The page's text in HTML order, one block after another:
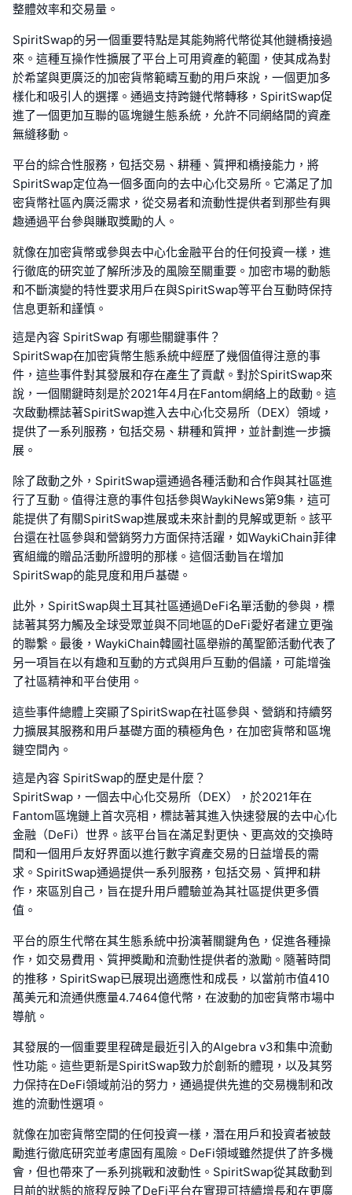
整體效率和交易量。
SpiritSwap的另一個重要特點是其能夠將代幣從其他鏈橋接過
來。這種互操作性擴展了平台上可用資產的範圍，使其成為對
於希望與更廣泛的加密貨幣範疇互動的用戶來說，一個更加多
樣化和吸引人的選擇。通過支持跨鏈代幣轉移，SpiritSwap促
進了一個更加互聯的區塊鏈生態系統，允許不同網絡間的資產
無縫移動。
平台的綜合性服務，包括交易、耕種、質押和橋接能力，將
SpiritSwap定位為一個多面向的去中心化交易所。它滿足了加
密貨幣社區內廣泛需求，從交易者和流動性提供者到那些有興
趣通過平台參與賺取獎勵的人。
就像在加密貨幣或參與去中心化金融平台的任何投資一樣，進
行徹底的研究並了解所涉及的風險至關重要。加密市場的動態
和不斷演變的特性要求用戶在與SpiritSwap等平台互動時保持
信息更新和謹慎。
這是內容 SpiritSwap 有哪些關鍵事件？
SpiritSwap在加密貨幣生態系統中經歷了幾個值得注意的事
件，這些事件對其發展和存在產生了貢獻。對於SpiritSwap來
說，一個關鍵時刻是於2021年4月在Fantom網絡上的啟動。這
次啟動標誌著SpiritSwap進入去中心化交易所（DEX）領域，
提供了一系列服務，包括交易、耕種和質押，並計劃進一步擴
展。
除了啟動之外，SpiritSwap還通過各種活動和合作與其社區進
行了互動。值得注意的事件包括參與WaykiNews第9集，這可
能提供了有關SpiritSwap進展或未來計劃的見解或更新。該平
台還在社區參與和營銷努力方面保持活躍，如WaykiChain菲律
賓組織的贈品活動所證明的那樣。這個活動旨在增加
SpiritSwap的能見度和用戶基礎。
此外，SpiritSwap與土耳其社區通過DeFi名單活動的參與，標
誌著其努力觸及全球受眾並與不同地區的DeFi愛好者建立更強
的聯繫。最後，WaykiChain韓國社區舉辦的萬聖節活動代表了
另一項旨在以有趣和互動的方式與用戶互動的倡議，可能增強
了社區精神和平台使用。
這些事件總體上突顯了SpiritSwap在社區參與、營銷和持續努
力擴展其服務和用戶基礎方面的積極角色，在加密貨幣和區塊
鏈空間內。
這是內容 SpiritSwap的歷史是什麼？
SpiritSwap，一個去中心化交易所（DEX），於2021年在
Fantom區塊鏈上首次亮相，標誌著其進入快速發展的去中心化
金融（DeFi）世界。該平台旨在滿足對更快、更高效的交換時
間和一個用戶友好界面以進行數字資產交易的日益增長的需
求。SpiritSwap通過提供一系列服務，包括交易、質押和耕
作，來區別自己，旨在提升用戶體驗並為其社區提供更多價
值。
平台的原生代幣在其生態系統中扮演著關鍵角色，促進各種操
作，如交易費用、質押獎勵和流動性提供者的激勵。隨著時間
的推移，SpiritSwap已展現出適應性和成長，以當前市值410
萬美元和流通供應量4.7464億代幣，在波動的加密貨幣市場中
導航。
其發展的一個重要里程碑是最近引入的Algebra v3和集中流動
性功能。這些更新是SpiritSwap致力於創新的體現，以及其努
力保持在DeFi領域前沿的努力，通過提供先進的交易機制和改
進的流動性選項。
就像在加密貨幣空間的任何投資一樣，潛在用戶和投資者被鼓
勵進行徹底研究並考慮固有風險。DeFi領域雖然提供了許多機
會，但也帶來了一系列挑戰和波動性。SpiritSwap從其啟動到
目前的狀態的旅程反映了DeFi平台在實現可持續增長和在更廣